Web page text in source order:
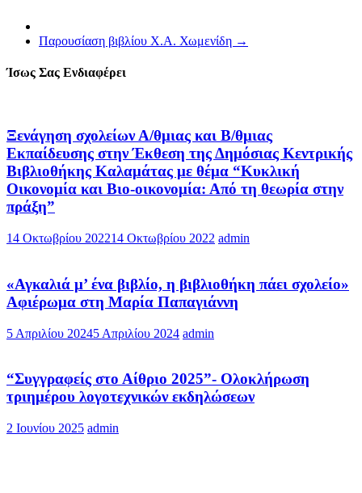
Παρουσίαση βιβλίου Χ.Α. Χωμενίδη →
Ίσως Σας Ενδιαφέρει
Ξενάγηση σχολείων Α/θμιας και Β/θμιας
Εκπαίδευσης στην Έκθεση της Δημόσιας Κεντρικής
Βιβλιοθήκης Καλαμάτας με θέμα “Κυκλική
Οικονομία και Βιο-οικονομία: Από τη θεωρία στην
πράξη”
14 Οκτωβρίου 202214 Οκτωβρίου 2022 admin
«Αγκαλιά μ’ ένα βιβλίο, η βιβλιοθήκη πάει σχολείο»
Αφιέρωμα στη Μαρία Παπαγιάννη
5 Απριλίου 20245 Απριλίου 2024 admin
“Συγγραφείς στο Αίθριο 2025”- Ολοκλήρωση
τριημέρου λογοτεχνικών εκδηλώσεων
2 Ιουνίου 2025 admin